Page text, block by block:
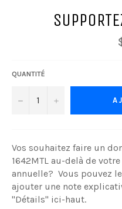
QUANTITÉ
− +
Vos souhaitez faire un
1642MTL au-delà de
annuelle? Vous pouvez
ajouter une note
"Détails" ici-haut.